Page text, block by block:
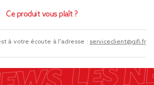
Ce produit vous plaît ?
à votre écoute à l'adresse : serviceclient@gifi.fr